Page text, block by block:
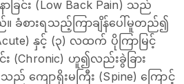
ခြင်း (Low Back Pain) သည်
။ ခံစားရသည့်ကြာချိန်ပေါ်မူတည်၍
နှင့် (၃) လထက် ပိုကြာမြင့်
း (Chronic) ဟူ၍လည်းခွဲခြား
ည် ကျောရိုးမကြီး (Spine) ကြောင့်